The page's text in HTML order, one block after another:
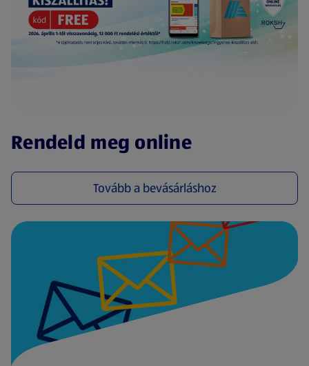
Rendeld meg online
Tovább a bevásárláshoz
(új oldalon nyílik meg)